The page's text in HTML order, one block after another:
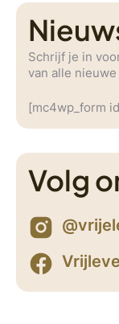
Schrijf je in
van alle
[mc4wp_form
Volg